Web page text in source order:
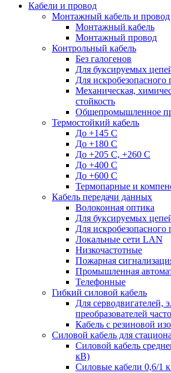
Кабели и провод
Монтажный кабель и провод
Монтажный кабель
Монтажный провод
Контрольный кабель
Без галогенов
Для буксируемых
Для искробезопасного
Механическая,
стойкость
Общепромышленное
Термостойкий кабель
До +145 С
До +180 C
До +205 С, +260 С
До +400 C
До +600 С
Термопарные и
Кабель передачи данных
Волоконная оптика
Для буксируемых
Для искробезопасного
Локальные сети LAN
Низкочастотные
Пожарная
Промышленная
Телефонные
Гибкий силовой кабель
Для серводвигателей,
преобразователей
Кабель с резиновой
Силовой кабель для
Силовой кабель
кВ)
Силовые кабели 0,6/1